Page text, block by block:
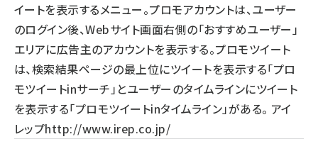
イートを表示するメニュー。プロモアカウントは、ユーザー
のログイン後、Webサイト画面右側の「おすすめユーザー」
エリアに広告主のアカウントを表示する。プロモツイート
は、検索結果ページの最上位にツイートを表示する「プロ
モツイートinサーチ」とユーザーのタイムラインにツイート
を表示する「プロモツイートinタイムライン」がある。 アイ
レップhttp://www.irep.co.jp/